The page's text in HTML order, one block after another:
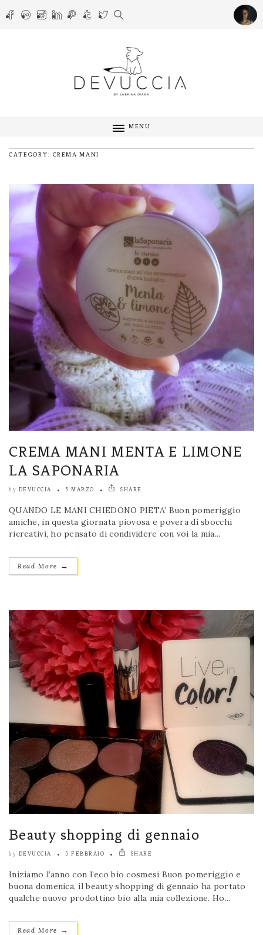
MENU
CATEGORY: CREMA MANI
CREMA MANI MENTA E LIMONE
LA SAPONARIA
by DEVUCCIA 5 MARZO SHARE
QUANDO LE MANI CHIEDONO PIETA’ Buon pomeriggio
amiche, in questa giornata piovosa e povera di sbocchi
ricreativi, ho pensato di condividere con voi la mia...
Read More →
Beauty shopping di gennaio
by DEVUCCIA 5 FEBBRAIO SHARE
Iniziamo l’anno con l’eco bio cosmesi Buon pomeriggio e
buona domenica, il beauty shopping di gennaio ha portato
qualche nuovo prodottino bio alla mia collezione. Ho...
Read More →